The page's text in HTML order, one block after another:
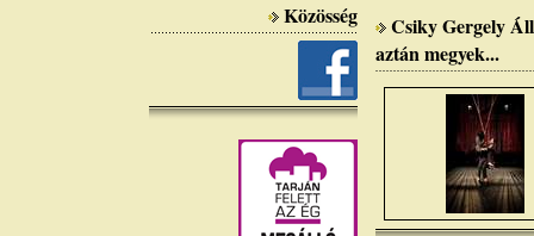
Közösség
Csiky Gergely
aztán megyek...